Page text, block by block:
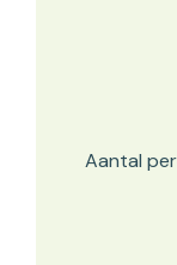
Aantal